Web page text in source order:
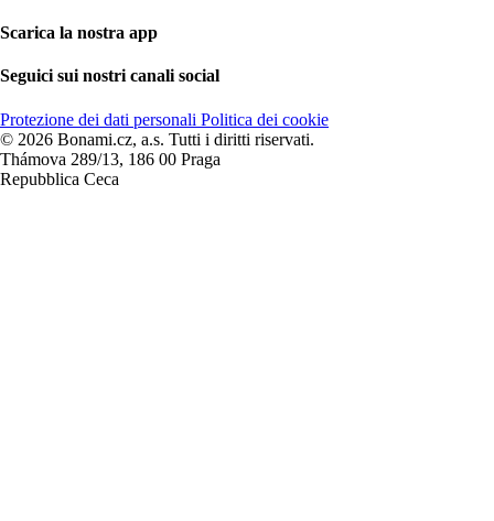
Scarica la nostra app
Seguici sui nostri canali social
Protezione dei dati personali Politica dei cookie
© 2026 Bonami.cz, a.s. Tutti i diritti riservati.
Thámova 289/13, 186 00 Praga
Repubblica Ceca